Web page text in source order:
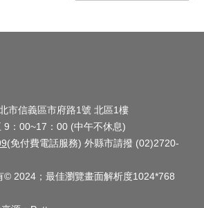
市信義區市府路1號 北區1樓
9：00~17：00 (中午不休息)
(免付費電話服務) 外縣市請撥 (02)2720-
© 2024；最佳瀏覽畫面解析度1024*768